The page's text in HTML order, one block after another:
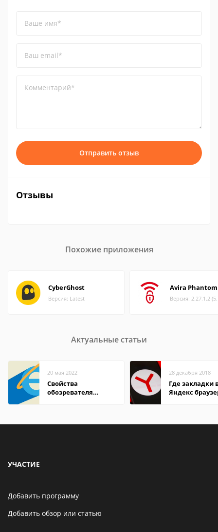
Ваше имя*
Ваш email*
Комментарий*
Отправить отзыв
Отзывы
Похожие приложения
CyberGhost
Версия: Latest
Avira Phantom
Версия: 2.27.1.2
Актуальные статьи
20 мая 2022
Свойства
обозревателя
28 декабря 2018
Где закладки
Яндекс
УЧАСТИЕ
Добавить программу
Добавить обзор или статью